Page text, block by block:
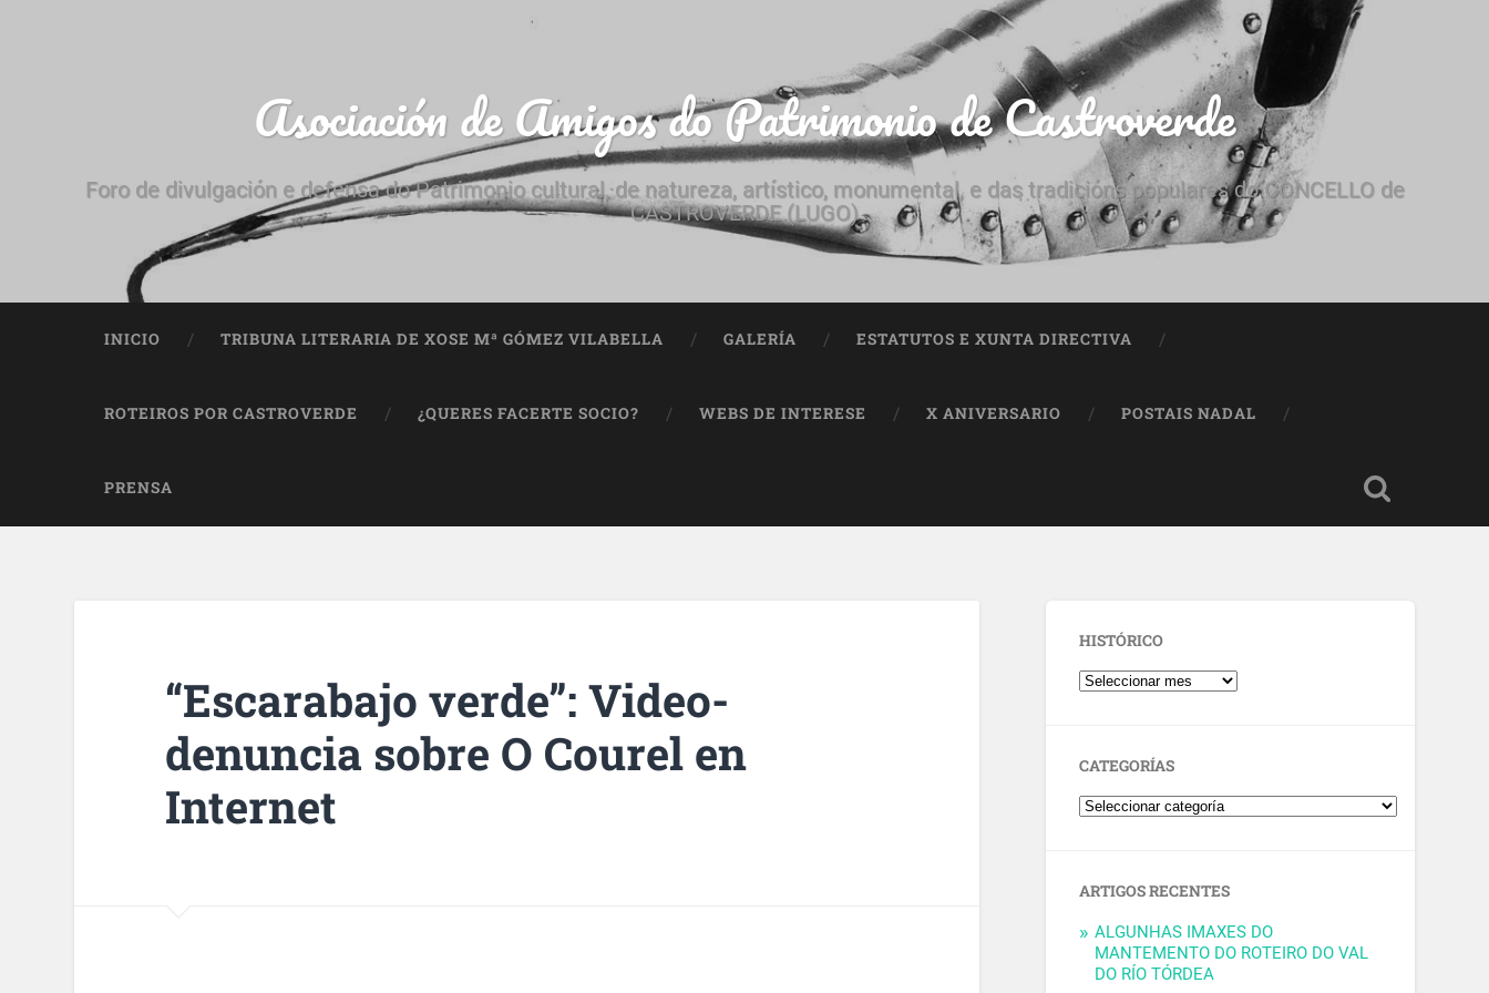
Asociación de Amigos do Patrimonio de Castroverde
Foro de divulgación e defensa do Patrimonio cultural, de natureza, artístico, monumental, e das tradicións populares do CONCELLO de
CASTROVERDE (LUGO)
INICIO TRIBUNA LITERARIA DE XOSE Mª GÓMEZ VILABELLA GALERÍA ESTATUTOS E XUNTA DIRECTIVA
ROTEIROS POR CASTROVERDE ¿QUERES FACERTE SOCIO? WEBS DE INTERESE X ANIVERSARIO POSTAIS NADAL
PRENSA
“Escarabajo verde”: Video-
denuncia sobre O Courel en
Internet
HISTÓRICO
CATEGORÍAS
ARTIGOS RECENTES
ALGUNHAS IMAXES DO
MANTEMENTO DO ROTEIRO DO VAL
DO RÍO TÓRDEA